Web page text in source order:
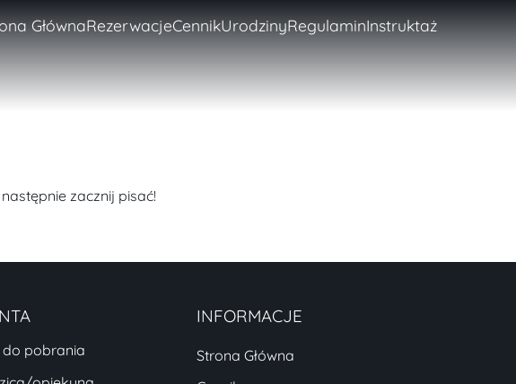
GłównaRezerwacjeCennikUrodzinyRegulaminInstruktaż
zacznij pisać!
pobrania
INFORMACJE
Strona Główna